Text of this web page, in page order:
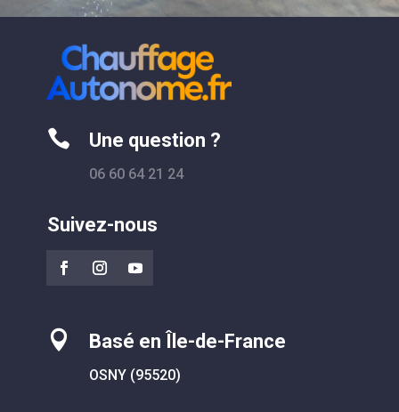
 Une question ?
06 60 64 21 24
Suivez-nous
 Basé en Île-de-France
OSNY (95520)